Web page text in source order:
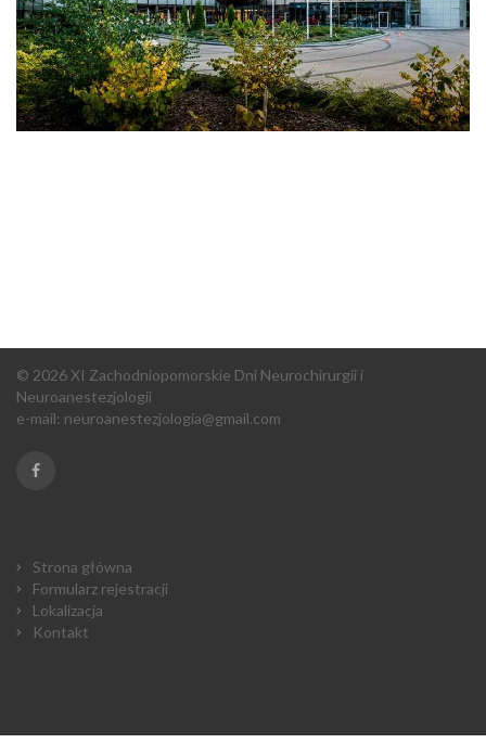
© 2026 XI Zachodniopomorskie Dni Neurochirurgii i
Neuroanestezjologii
e-mail: neuroanestezjologia@gmail.com
Strona główna
Formularz rejestracji
Lokalizacja
Kontakt